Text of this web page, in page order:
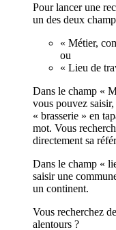
Pour lancer une
un des deux
« Métier,
ou
« Lieu de
Dans le champ «
vous pouvez
« brasserie » en
mot. Vous
directement sa
Dans le champ «
saisir une
un continent.
Vous recherchez
alentours ?